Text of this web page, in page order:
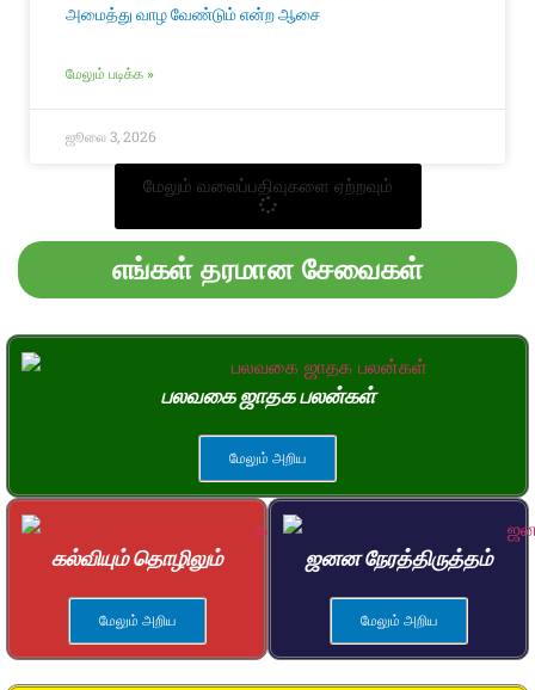
அமைத்து வாழ வேண்டும் என்ற ஆசை
மேலும் படிக்க »
ஜூலை 3, 2026
மேலும் வலைப்பதிவுகளை ஏற்றவும்
எங்கள் தரமான சேவைகள்
பலவகை ஜாதக பலன்கள்
மேலும் அறிய
கல்வியும் தொழிலும்
மேலும் அறிய
ஜனன நேரத்திருத்தம்
மேலும் அறிய